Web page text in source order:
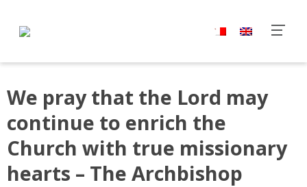
We pray that the Lord may
continue to enrich the
Church with true missionary
hearts – The Archbishop